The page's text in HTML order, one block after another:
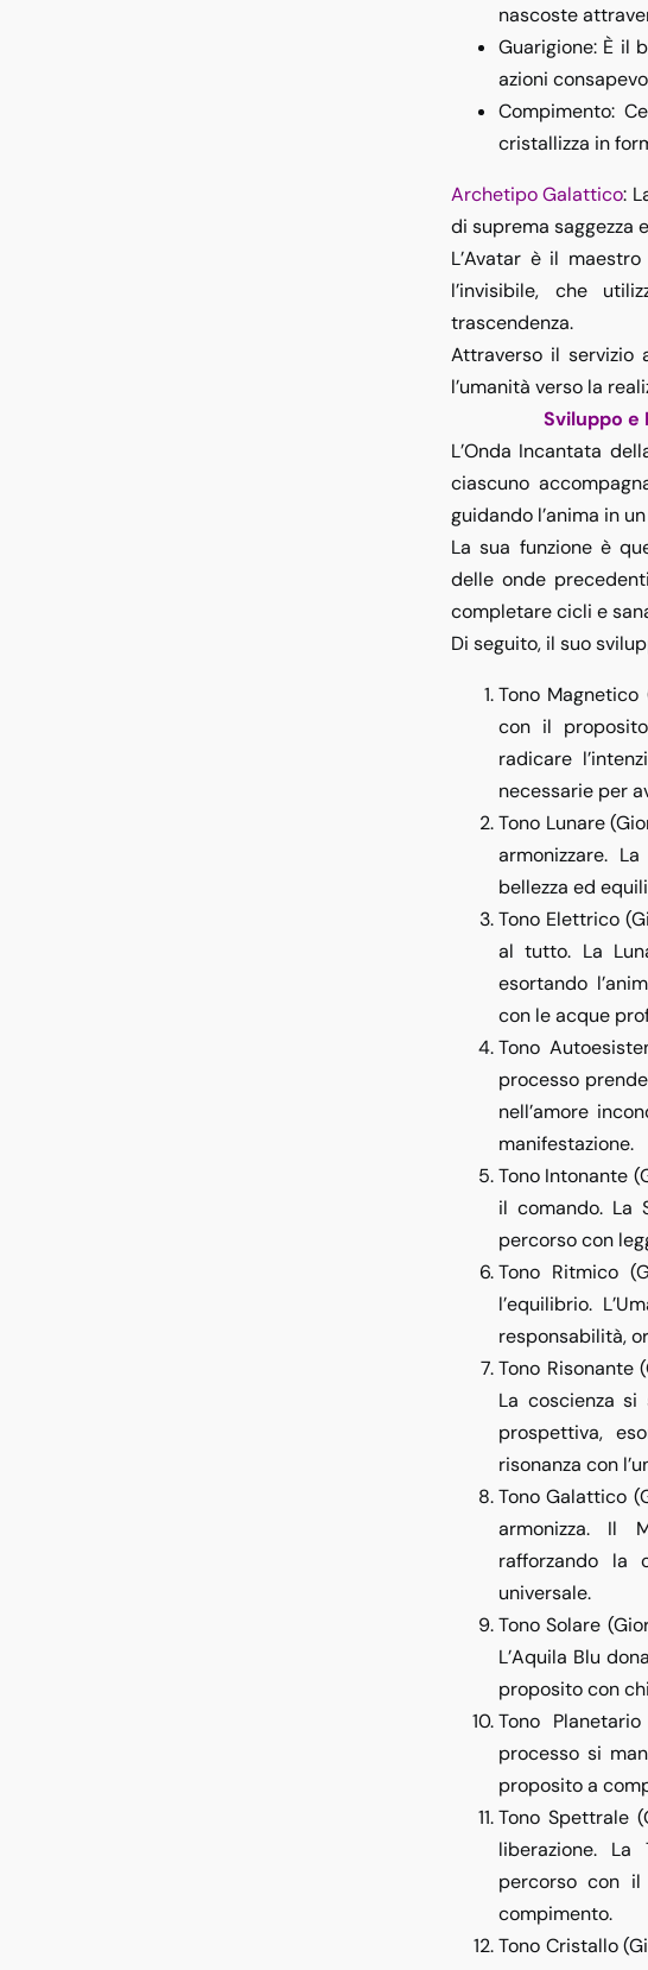
nascoste
Guarigione: È il
azioni
Compimento:
cristallizza in
Archetipo Galattico:
di suprema saggezza
L’Avatar è il
l’invisibile, che
trascendenza.
Attraverso il servizio
l’umanità verso la
Sviluppo e
L’Onda Incantata
ciascuno
guidando l’anima in
La sua funzione è
delle onde
completare cicli e
Di seguito, il suo
Tono
con il
radicare
necessarie per
Tono Lunare
armonizzare.
bellezza ed
Tono Elettrico
al tutto. La
esortando
con le acque
Tono
processo
nell’amore
manifestazione.
Tono Intonante
il comando. La
percorso con
Tono Ritmico
l’equilibrio.
responsabilità,
Tono Risonante
La coscienza
prospettiva,
risonanza con
Tono Galattico
armonizza. Il
rafforzando la
universale.
Tono Solare
L’Aquila Blu
proposito con
Tono
processo si
proposito a
Tono Spettrale
liberazione. La
percorso con
compimento.
Tono Cristallo